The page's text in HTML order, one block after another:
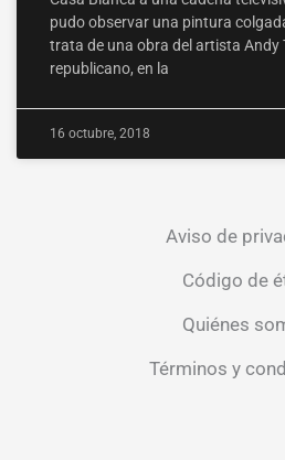
pudo observar una pintura
trata de una obra del artista Andy
republicano, en la
16 octubre, 2018
Aviso de
Código de
Quiénes
Términos y